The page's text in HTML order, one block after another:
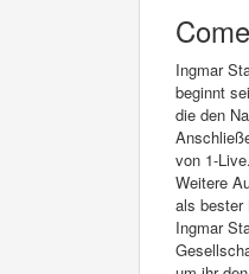
Ingmar
beginnt
die den
von 1-
Weitere
als bester
Ingmar